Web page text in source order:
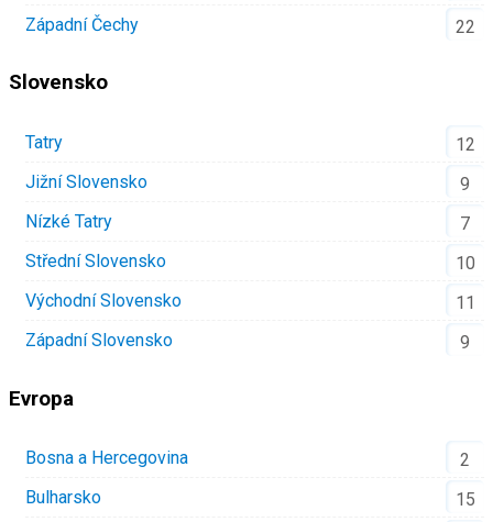
Západní Čechy
22
Slovensko
Tatry
12
Jižní Slovensko
9
Nízké Tatry
7
Střední Slovensko
10
Východní Slovensko
11
Západní Slovensko
9
Evropa
Bosna a Hercegovina
2
Bulharsko
15